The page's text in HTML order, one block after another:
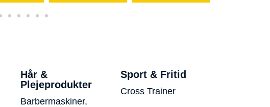
Hår &
Plejeprodukter
Barbermaskiner,
Sport & Fritid
Cross Trainer